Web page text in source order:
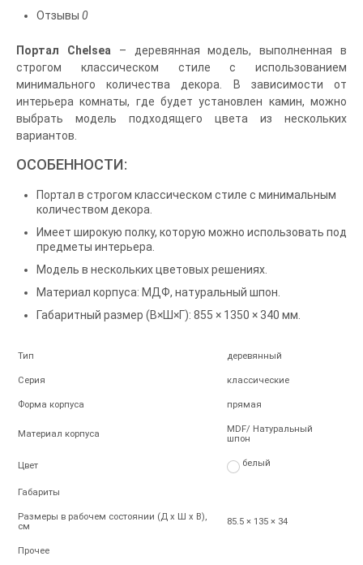
Отзывы 0
Портал Chelsea – деревянная модель, выполненная в
строгом классическом стиле с использованием
минимального количества декора. В зависимости от
интерьера комнаты, где будет установлен камин, можно
выбрать модель подходящего цвета из нескольких
вариантов.
ОСОБЕННОСТИ:
Портал в строгом классическом стиле с минимальным
количеством декора.
Имеет широкую полку, которую можно использовать под
предметы интерьера.
Модель в нескольких цветовых решениях.
Материал корпуса: МДФ, натуральный шпон.
Габаритный размер (В×Ш×Г): 855 × 1350 × 340 мм.
Тип деревянный
Серия классические
Форма корпуса прямая
Материал корпуса
MDF/ Натуральный
шпон
Цвет белый
Габариты
Размеры в рабочем состоянии (Д х Ш х В),
см
85.5 × 135 × 34
Прочее